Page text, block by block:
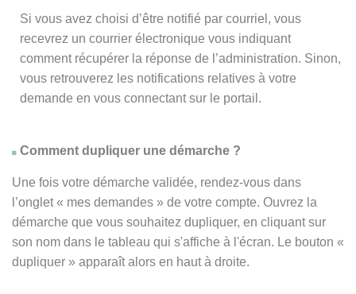
Si vous avez choisi d’être notifié par courriel, vous
recevrez un courrier électronique vous indiquant
comment récupérer la réponse de l’administration. Sinon,
vous retrouverez les notifications relatives à votre
demande en vous connectant sur le portail.
Comment dupliquer une démarche ?
Une fois votre démarche validée, rendez-vous dans
l’onglet « mes demandes » de votre compte. Ouvrez la
démarche que vous souhaitez dupliquer, en cliquant sur
son nom dans le tableau qui s'affiche à l'écran. Le bouton «
dupliquer » apparaît alors en haut à droite.